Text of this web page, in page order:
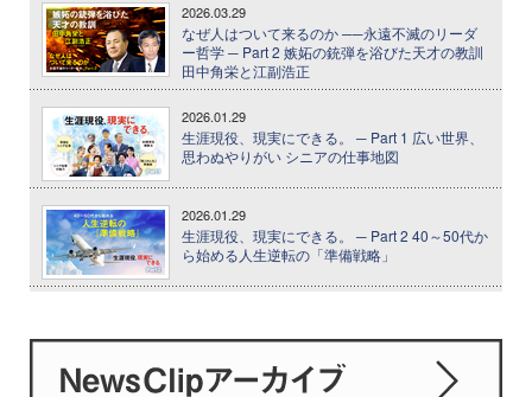
2026.03.29
なぜ人はついて来るのか ──永遠不滅のリーダ
ー哲学 ─ Part 2 嫉妬の銃弾を浴びた天才の教訓
田中角栄と江副浩正
2026.01.29
生涯現役、現実にできる。 ─ Part 1 広い世界、
思わぬやりがい シニアの仕事地図
2026.01.29
生涯現役、現実にできる。 ─ Part 2 40～50代か
ら始める人生逆転の「準備戦略」